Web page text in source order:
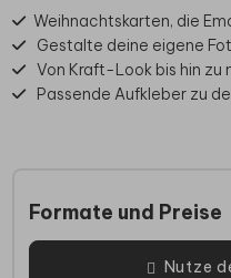
Weihnachtskarten, die
Gestalte deine eigene
Von Kraft-Look bis hin
Passende Aufkleber zu
Formate und Preise
Nutze